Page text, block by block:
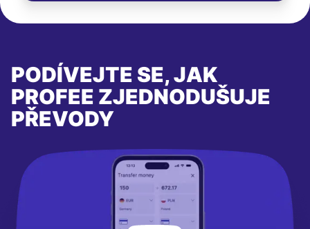
PODÍVEJTE SE, JAK
PROFEE ZJEDNODUŠUJE
PŘEVODY